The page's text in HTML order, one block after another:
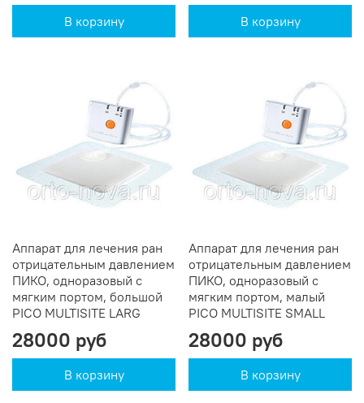
В корзину В корзину
Аппарат для лечения ран
отрицательным давлением
ПИКО, одноразовый c
мягким портом, большой
PICO MULTISITE LARG
28000 руб
В корзину
Аппарат для лечения ран
отрицательным давлением
ПИКО, одноразовый c
мягким портом, малый
PICO MULTISITE SMALL
28000 руб
В корзину